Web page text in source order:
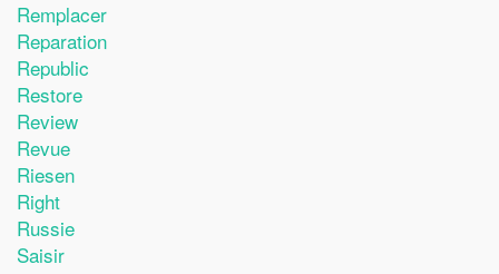
Remplacer
Reparation
Republic
Restore
Review
Revue
Riesen
Right
Russie
Saisir